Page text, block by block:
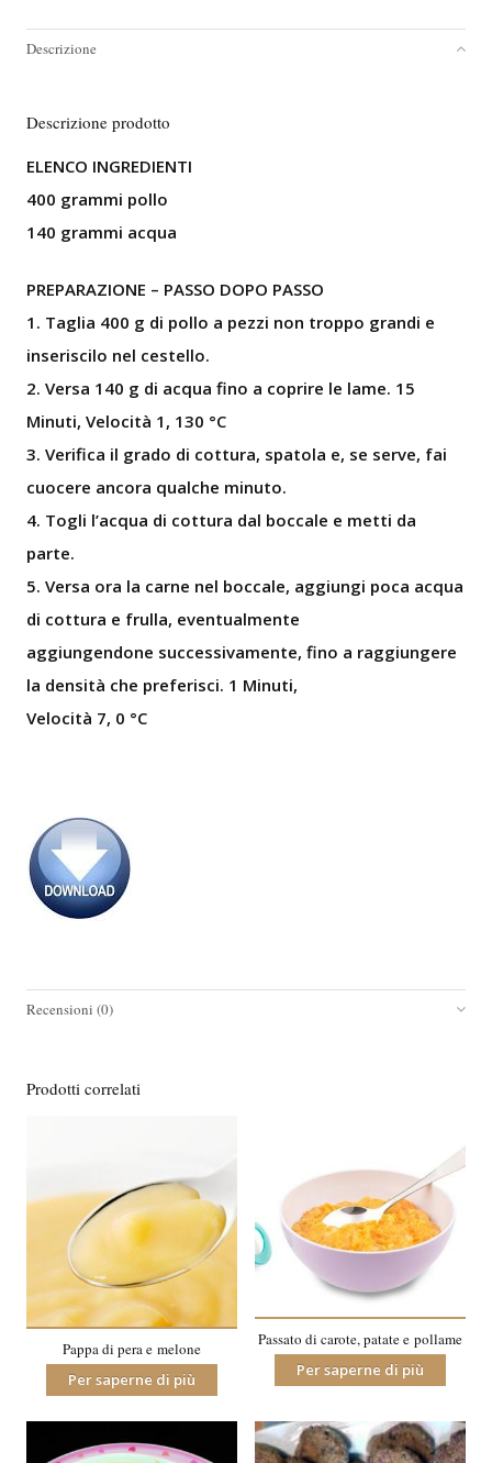
Descrizione
Descrizione prodotto
ELENCO INGREDIENTI
400 grammi pollo
140 grammi acqua
PREPARAZIONE – PASSO DOPO PASSO
1. Taglia 400 g di pollo a pezzi non troppo grandi e
inseriscilo nel cestello.
2. Versa 140 g di acqua fino a coprire le lame. 15
Minuti, Velocità 1, 130 °C
3. Verifica il grado di cottura, spatola e, se serve, fai
cuocere ancora qualche minuto.
4. Togli l’acqua di cottura dal boccale e metti da
parte.
5. Versa ora la carne nel boccale, aggiungi poca acqua
di cottura e frulla, eventualmente
aggiungendone successivamente, fino a raggiungere
la densità che preferisci. 1 Minuti,
Velocità 7, 0 °C
Recensioni (0)
Prodotti correlati
Pappa di pera e melone
Per saperne di più
Passato di carote, patate e pollame
Per saperne di più